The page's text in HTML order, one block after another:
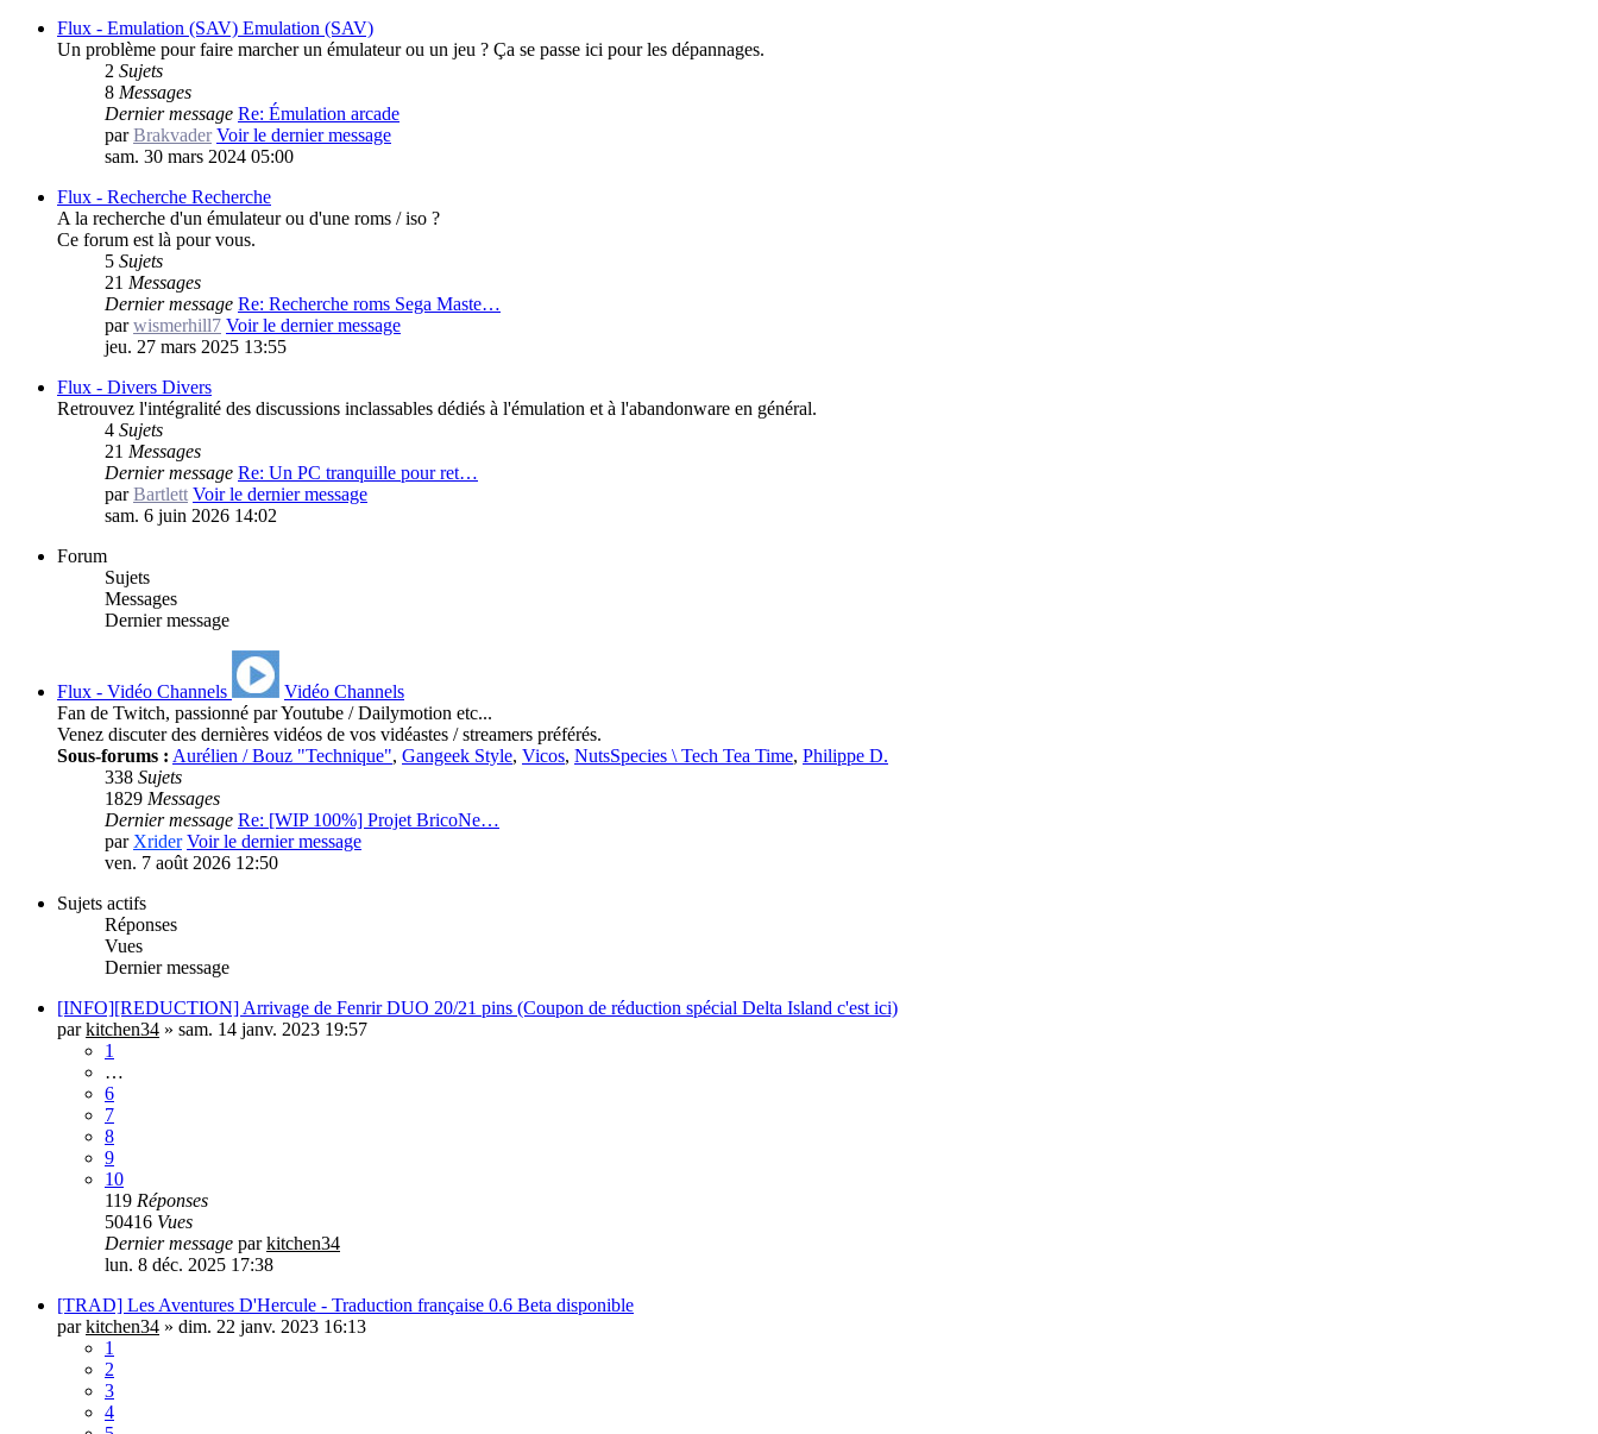
Flux - Emulation (SAV) Emulation (SAV)
Un problème pour faire marcher un émulateur ou un jeu ? Ça se passe ici pour les dépannages.
2 Sujets
8 Messages
Dernier message Re: Émulation arcade
parBrakvader Voir le dernier message
sam. 30 mars 2024 05:00
Flux - Recherche Recherche
A la recherche d'un émulateur ou d'une roms / iso ?
Ce forum est là pour vous.
5 Sujets
21 Messages
Dernier message Re: Recherche roms Sega Maste…
parwismerhill7 Voir le dernier message
jeu. 27 mars 2025 13:55
Flux - Divers Divers
Retrouvez l'intégralité des discussions inclassables dédiés à l'émulation et à l'abandonware en général.
4 Sujets
21 Messages
Dernier message Re: Un PC tranquille pour ret…
parBartlett Voir le dernier message
sam. 6 juin 2026 14:02
Forum
Sujets
Messages
Dernier message
Flux - Vidéo Channels
Vidéo Channels
Fan de Twitch, passionné par Youtube / Dailymotion etc...
Venez discuter des dernières vidéos de vos vidéastes / streamers préférés.
Sous-forums : Aurélien / Bouz "Technique", Gangeek Style, Vicos, NutsSpecies \ Tech Tea Time, Philippe D.
338 Sujets
1829 Messages
Dernier message Re: [WIP 100%] Projet BricoNe…
par Xrider Voir le dernier message
ven. 7 août 2026 12:50
Sujets actifs
Réponses
Vues
Dernier message
[INFO][REDUCTION] Arrivage de Fenrir DUO 20/21 pins (Coupon de réduction spécial Delta Island c'est ici)
parkitchen34 » sam. 14 janv. 2023 19:57
1
…
6
7
8
9
10
119 Réponses
50416 Vues
Dernier message parkitchen34
lun. 8 déc. 2025 17:38
[TRAD] Les Aventures D'Hercule - Traduction française 0.6 Beta disponible
parkitchen34 » dim. 22 janv. 2023 16:13
1
2
3
4